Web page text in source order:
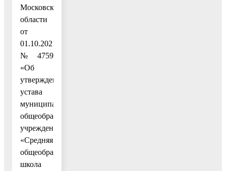
Московской
области
от
01.10.2021
№ 4759
«Об
утверждении
устава
муниципального
общеобразовательного
учреждения
«Средняя
общеобразовательная
школа